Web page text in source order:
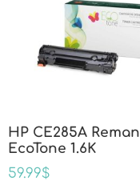
HP CE285A Reman
EcoTone 1.6K
59.99$